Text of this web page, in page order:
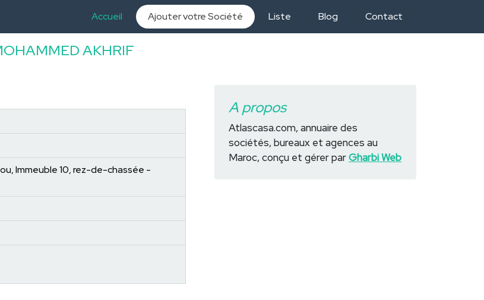
Accueil Ajouter votre Société Liste Blog Contact
AKHRIF
Immeuble 10, rez-de-chassée -
A propos
Atlascasa.com, annuaire des
sociétés, bureaux et agences au
Maroc, conçu et gérer parGharbi Web